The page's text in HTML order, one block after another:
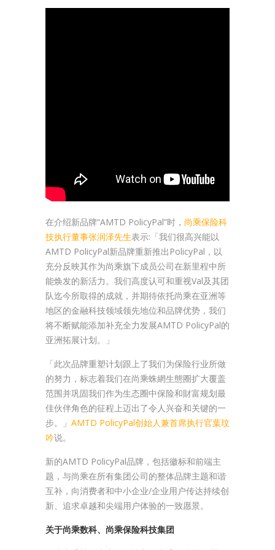
在介绍新品牌“AMTD PolicyPal”时， 尚乘保险科
技执行董事张润泽先生表示:「我们很高兴能以
AMTD PolicyPal新品牌重新推出PolicyPal，以
充分反映其作为尚乘旗下成员公司在新里程中所
能焕发的新活力。我们高度认可和重视Val及其团
队迄今所取得的成就，并期待依托尚乘在亚洲等
地区的金融科技领域领先地位和品牌优势，我们
将不断赋能添加补充全力发展AMTD PolicyPal的
亚洲拓展计划。」
「此次品牌重塑计划跟上了我们为保险行业所做
的努力，标志着我们在尚乘蛛網生態圈扩大覆盖
范围并巩固我们作为生态圈中保险和財富规划最
佳伙伴角色的征程上迈出了令人兴奋和关键的一
步。」 AMTD PolicyPal创始人兼首席执行官葉玟
吟说。
新的AMTD PolicyPal品牌，包括徽标和前端主
题，与尚乘在所有集团公司的整体品牌主题和谐
互补，向消费者和中小企业/企业用户传达持续创
新、追求卓越和尖端用户体验的一致愿景。
关于尚乘数科、尚乘保险科技集团